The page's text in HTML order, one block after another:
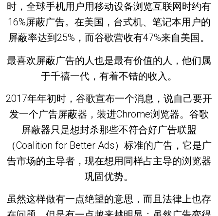
时，全球手机用户用移动设备浏览互联网时约有
16%屏蔽广告。在美国，台式机、笔记本用户的
屏蔽率达到25%，而谷歌营收有47%来自美国。
最喜欢屏蔽广告的人也是最有价值的人，他们属
于千禧一代，有着不错的收入。
2017年年初时，谷歌宣布一个消息，说自己要开
发一个广告屏蔽器，装进Chrome浏览器。谷歌
屏蔽器只是想封杀那些不符合好广告联盟
（Coalition for Better Ads）标准的广告，它是广
告市场的主导者，现在想用同样占主导的浏览器
巩固优势。
虽然这样做有一点绝望的意思，而且法律上也存